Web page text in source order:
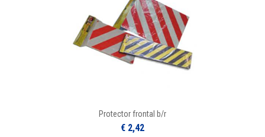
Protector frontal b/r
€ 2,42